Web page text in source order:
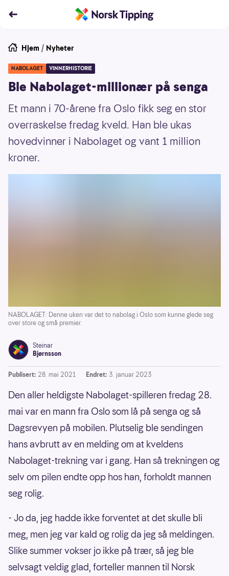
Hjem / Nyheter
NABOLAGET VINNERHISTORIE
Ble Nabolaget-millionær på senga
Et mann i 70-årene fra Oslo fikk seg en stor
overraskelse fredag kveld. Han ble ukas
hovedvinner i Nabolaget og vant 1 million
kroner.
NABOLAGET: Denne uken var det to nabolag i Oslo som kunne glede seg
over store og små premier.
Steinar
Bjørnsson
Publisert: 28. mai 2021 Endret: 3. januar 2023
Den aller heldigste Nabolaget-spilleren fredag 28.
mai var en mann fra Oslo som lå på senga og så
Dagsrevyen på mobilen. Plutselig ble sendingen
hans avbrutt av en melding om at kveldens
Nabolaget-trekning var i gang. Han så trekningen og
selv om pilen endte opp hos han, forholdt mannen
seg rolig.
- Jo da, jeg hadde ikke forventet at det skulle bli
meg, men jeg var kald og rolig da jeg så meldingen.
Slike summer vokser jo ikke på trær, så jeg ble
selvsagt veldig glad, forteller mannen til Norsk